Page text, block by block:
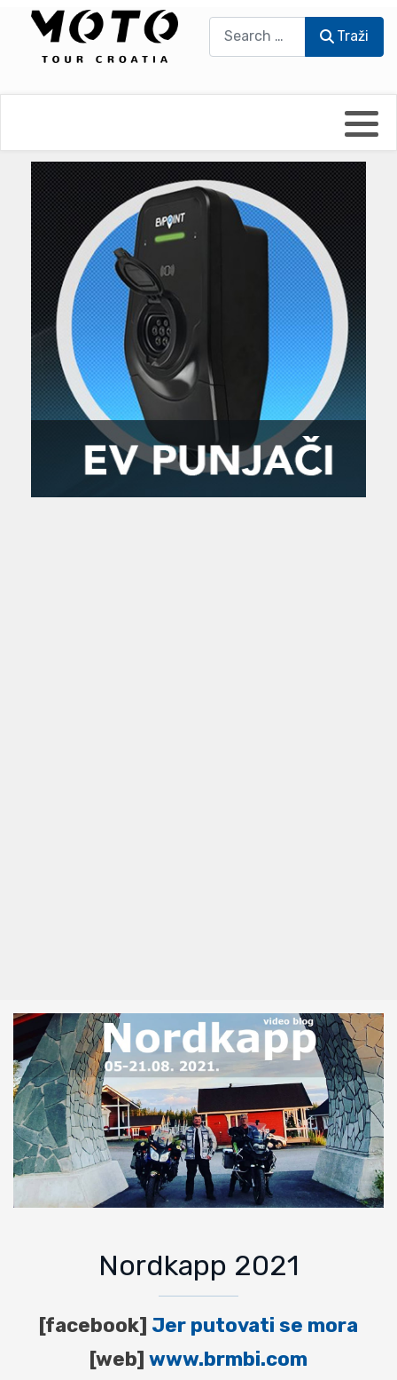
Traži
Nordkapp 2021
[facebook] Jer putovati se mora
[web] www.brmbi.com
UmPaDrum
Moto servisi
Impressum
Damir Žerić - ELPASSO
Dario Dinter - Moto TOZ
Igor Kreč - UmPaDrum
Igor Kukec Brmbi
Slaven Gajdek
MTC - Moto Tour Croatia
Moto putopisi
Vikend vožnje
Zanimljivost
Najave i noviteti